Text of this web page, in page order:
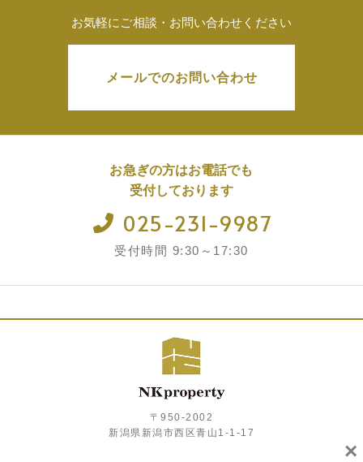
お気軽にご相談・お問い合わせください
メールでのお問い合わせ
お急ぎの方はお電話でも
受付しております
025-231-9987
受付時間 9:30～17:30
〒950-2002
新潟県新潟市西区青山1-1-17
×